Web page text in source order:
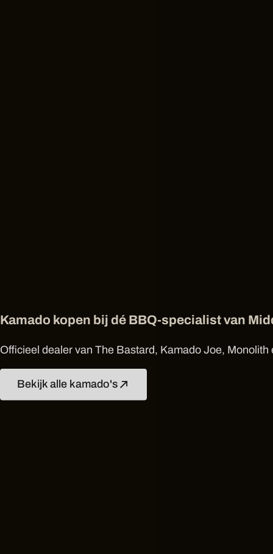
Kamado kopen bij dé BBQ-specialist van
Officieel dealer van The Bastard, Kamado Joe,
Bekijk alle kamado's